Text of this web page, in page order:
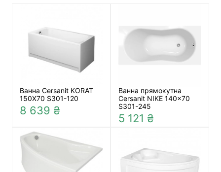
Ванна Cersanit KORAT
150Х70 S301-120
8 639 ₴
Ванна прямокутна
Cersanit NIKE 140x70
S301-245
5 121 ₴